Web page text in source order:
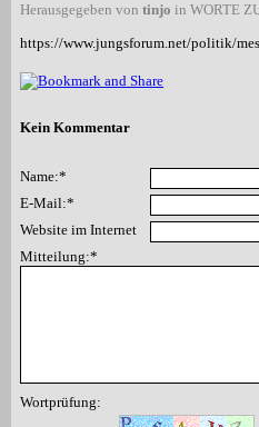
Herausgegeben von tinjo in WORTE
https://www.jungsforum.net/politik/
Kein Kommentar
Name:*
E-Mail:*
Website im Internet
Mitteilung:*
Wortprüfung: